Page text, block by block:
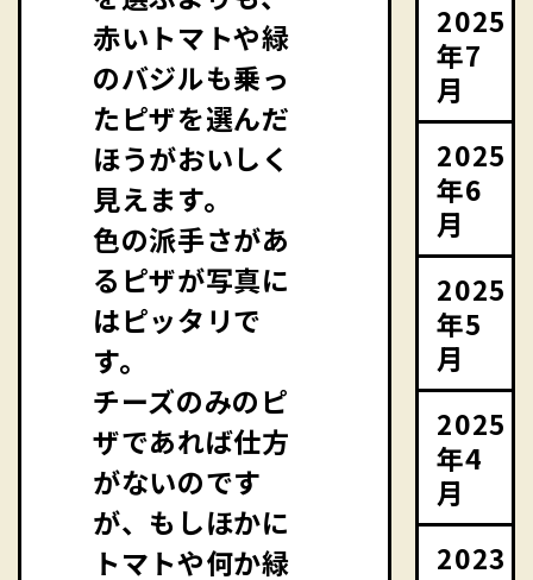
赤いトマトや緑
のバジルも乗っ
たピザを選んだ
ほうがおいしく
見えます。
色の派手さがあ
るピザが写真に
はピッタリで
す。
チーズのみのピ
ザであれば仕方
がないのです
が、もしほかに
トマトや何か緑
2025
年7
月
2025
年6
月
2025
年5
月
2025
年4
月
2023